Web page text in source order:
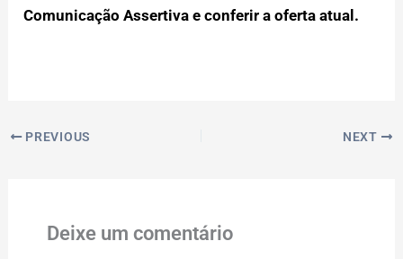
Comunicação Assertiva e conferir a oferta atual.
PREVIOUS NEXT
Deixe um comentário